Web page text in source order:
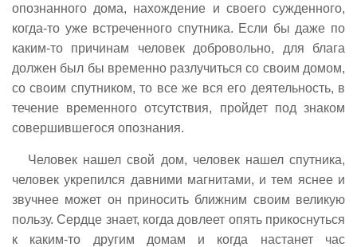
опознанного дома, нахождение и своего сужденного,
когда-то уже встреченного спутника. Если бы даже по
каким-то причинам человек добровольно, для блага
должен был бы временно разлучиться со своим домом,
со своим спутником, то все же вся его деятельность, в
течение временного отсутствия, пройдет под знаком
совершившегося опознания.
Человек нашел свой дом, человек нашел спутника,
человек укрепился давними магнитами, и тем яснее и
звучнее может он приносить ближним своим великую
пользу. Сердце знает, когда довлеет опять прикоснуться
к каким-то другим домам и когда настанет час